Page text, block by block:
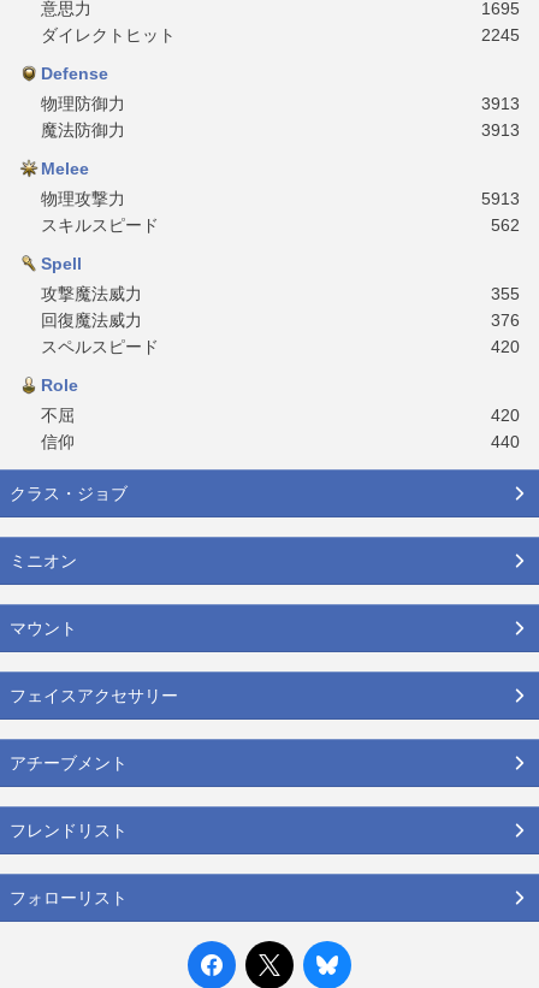
意思力
1695
ダイレクトヒット
2245
Defense
物理防御力
3913
魔法防御力
3913
Melee
物理攻撃力
5913
スキルスピード
562
Spell
攻撃魔法威力
355
回復魔法威力
376
スペルスピード
420
Role
不屈
420
信仰
440
クラス・ジョブ
ミニオン
マウント
フェイスアクセサリー
アチーブメント
フレンドリスト
フォローリスト